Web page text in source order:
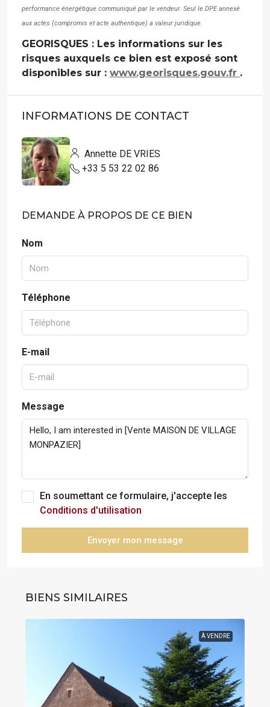
performance énergétique communiqué par le vendeur. Seul le DPE annexé
aux actes (compromis et acte authentique) a valeur juridique.
GEORISQUES : Les informations sur les
risques auxquels ce bien est exposé sont
disponibles sur : www.georisques.gouv.fr .
INFORMATIONS DE CONTACT
Annette DE VRIES
+33 5 53 22 02 86
DEMANDE À PROPOS DE CE BIEN
Nom
Téléphone
E-mail
Message
En soumettant ce formulaire, j'accepte les
Conditions d'utilisation
Envoyer mon message
BIENS SIMILAIRES
À VENDRE